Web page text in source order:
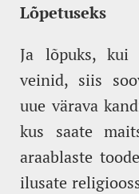
Lõpetuseks
Ja lõpuks, kui
veinid, siis
uue värava
kus saate
araablaste
ilusate